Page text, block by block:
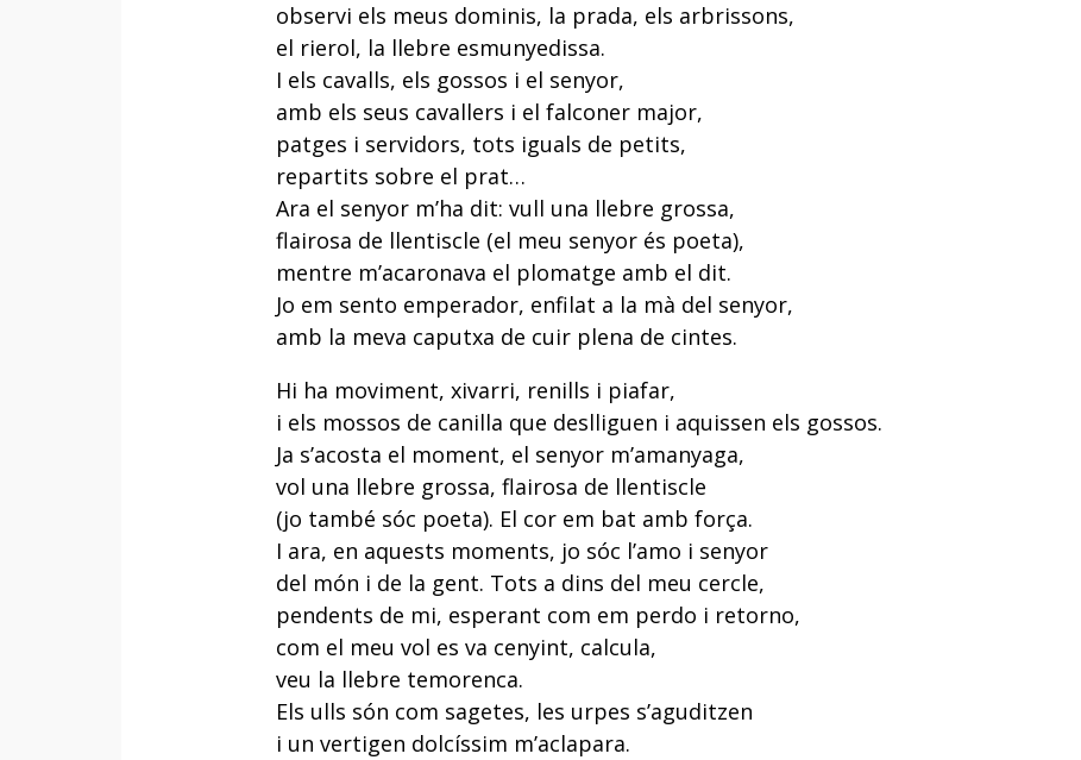
observi els meus dominis, la prada, els arbrissons,
el rierol, la llebre esmunyedissa.
I els cavalls, els gossos i el senyor,
amb els seus cavallers i el falconer major,
patges i servidors, tots iguals de petits,
repartits sobre el prat…
Ara el senyor m’ha dit: vull una llebre grossa,
flairosa de llentiscle (el meu senyor és poeta),
mentre m’acaronava el plomatge amb el dit.
Jo em sento emperador, enfilat a la mà del senyor,
amb la meva caputxa de cuir plena de cintes.
Hi ha moviment, xivarri, renills i piafar,
i els mossos de canilla que deslliguen i aquissen els gossos.
Ja s’acosta el moment, el senyor m’amanyaga,
vol una llebre grossa, flairosa de llentiscle
(jo també sóc poeta). El cor em bat amb força.
I ara, en aquests moments, jo sóc l’amo i senyor
del món i de la gent. Tots a dins del meu cercle,
pendents de mi, esperant com em perdo i retorno,
com el meu vol es va cenyint, calcula,
veu la llebre temorenca.
Els ulls són com sagetes, les urpes s’aguditzen
i un vertigen dolcíssim m’aclapara.